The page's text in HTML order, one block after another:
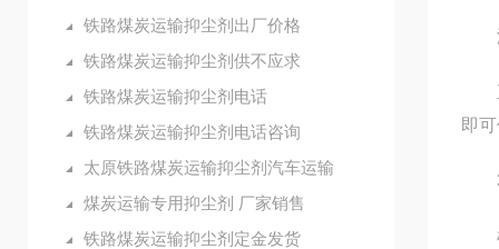
铁路煤炭运输抑尘剂出厂价格
铁路煤炭运输抑尘剂供不应求
铁路煤炭运输抑尘剂电话
铁路煤炭运输抑尘剂电话咨询
太原铁路煤炭运输抑尘剂汽车运输
煤炭运输专用抑尘剂 厂家销售
铁路煤炭运输抑尘剂定金发货
液
直
即
3
根